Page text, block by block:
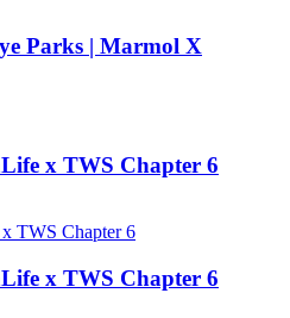
Parks | Marmol X
x TWS Chapter 6
x TWS Chapter 6